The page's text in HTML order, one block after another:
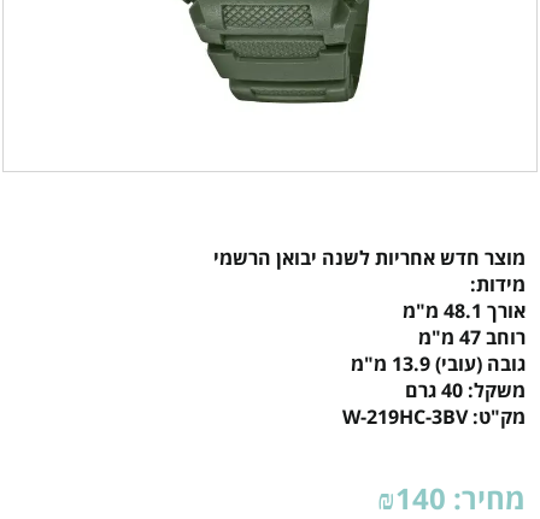
מוצר חדש אחריות לשנה יבואן הרשמי
מידות:
אורך 48.1 מ"מ
רוחב 47 מ"מ
גובה (עובי) 13.9 מ"מ
משקל: 40 גרם
מק"ט: W-219HC-3BV
מחיר: ₪140